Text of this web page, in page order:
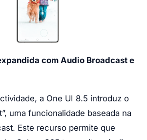
com Audio Broadcast e
a One UI 8.5 introduz o
uma funcionalidade baseada na
Este recurso permite que